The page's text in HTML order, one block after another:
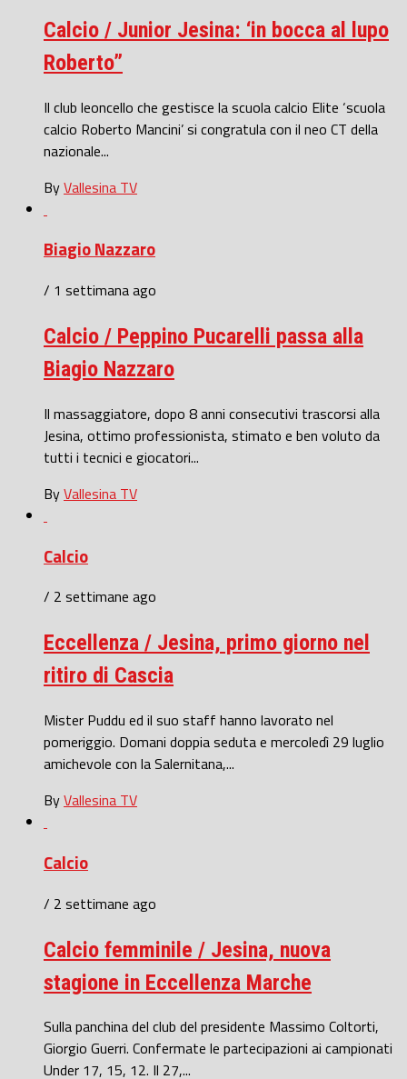
Calcio / Junior Jesina: ‘in bocca al lupo
Roberto”
Il club leoncello che gestisce la scuola calcio Elite ‘scuola
calcio Roberto Mancini’ si congratula con il neo CT della
nazionale...
ByVallesina TV
Biagio Nazzaro
/ 1 settimana ago
Calcio / Peppino Pucarelli passa alla
Biagio Nazzaro
Il massaggiatore, dopo 8 anni consecutivi trascorsi alla
Jesina, ottimo professionista, stimato e ben voluto da
tutti i tecnici e giocatori...
ByVallesina TV
Calcio
/ 2 settimane ago
Eccellenza / Jesina, primo giorno nel
ritiro di Cascia
Mister Puddu ed il suo staff hanno lavorato nel
pomeriggio. Domani doppia seduta e mercoledì 29 luglio
amichevole con la Salernitana,...
ByVallesina TV
Calcio
/ 2 settimane ago
Calcio femminile / Jesina, nuova
stagione in Eccellenza Marche
Sulla panchina del club del presidente Massimo Coltorti,
Giorgio Guerri. Confermate le partecipazioni ai campionati
Under 17, 15, 12. Il 27,...